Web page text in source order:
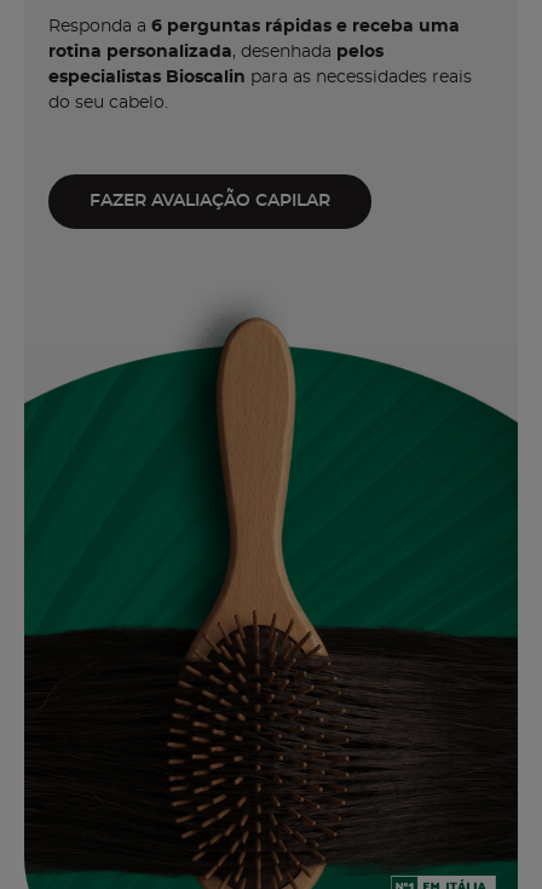
Responda a 6 perguntas rápidas e receba uma
rotina personalizada, desenhada pelos
especialistas Bioscalin para as necessidades reais
do seu cabelo.
FAZER AVALIAÇÃO CAPILAR